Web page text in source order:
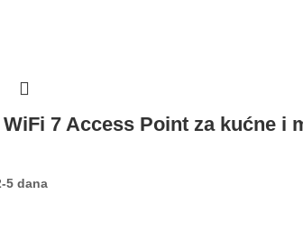
7 Access Point za kućne i
5 dana